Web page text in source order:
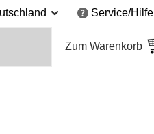
Service/Hilfe
Zum Warenkorb